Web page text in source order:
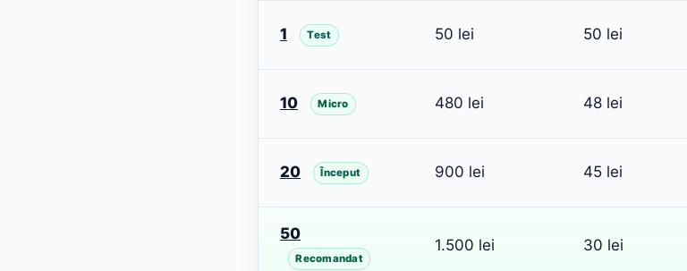
1 Test 50 lei 50 lei
10 Micro 480 lei 48 lei
20 Început 900 lei 45 lei
50
Recomandat
1.500 lei 30 lei